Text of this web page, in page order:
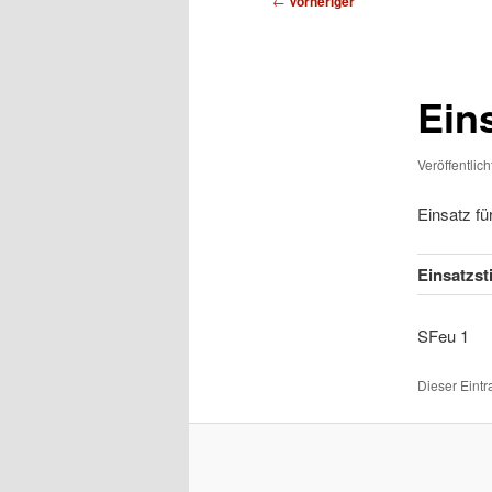
Einsatz
Dieser